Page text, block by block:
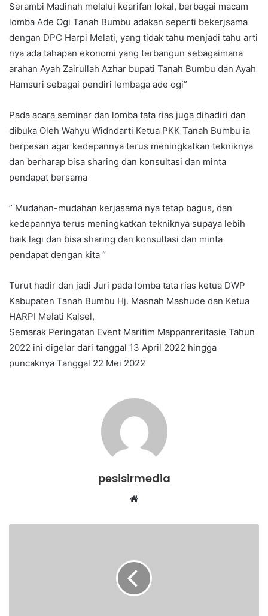
Serambi Madinah melalui kearifan lokal, berbagai macam
lomba Ade Ogi Tanah Bumbu adakan seperti bekerjsama
dengan DPC Harpi Melati, yang tidak tahu menjadi tahu arti
nya ada tahapan ekonomi yang terbangun sebagaimana
arahan Ayah Zairullah Azhar bupati Tanah Bumbu dan Ayah
Hamsuri sebagai pendiri lembaga ade ogi”
Pada acara seminar dan lomba tata rias juga dihadiri dan
dibuka Oleh Wahyu Widndarti Ketua PKK Tanah Bumbu ia
berpesan agar kedepannya terus meningkatkan tekniknya
dan berharap bisa sharing dan konsultasi dan minta
pendapat bersama
” Mudahan-mudahan kerjasama nya tetap bagus, dan
kedepannya terus meningkatkan tekniknya supaya lebih
baik lagi dan bisa sharing dan konsultasi dan minta
pendapat dengan kita “
Turut hadir dan jadi Juri pada lomba tata rias ketua DWP
Kabupaten Tanah Bumbu Hj. Masnah Mashude dan Ketua
HARPI Melati Kalsel,
Semarak Peringatan Event Maritim Mappanreritasie Tahun
2022 ini digelar dari tanggal 13 April 2022 hingga
puncaknya Tanggal 22 Mei 2022
pesisirmedia
Website